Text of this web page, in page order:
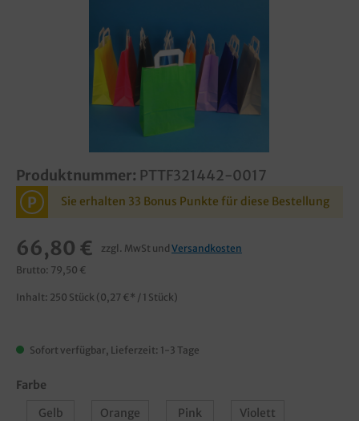
Produktnummer: PTTF321442-0017
P Sie erhalten 33 Bonus Punkte für diese Bestellung
66,80 € zzgl. MwSt und Versandkosten
Brutto: 79,50 €
Inhalt: 250 Stück (0,27 €* / 1 Stück)
Sofort verfügbar, Lieferzeit: 1-3 Tage
Farbe
Gelb
Orange Pink Violett